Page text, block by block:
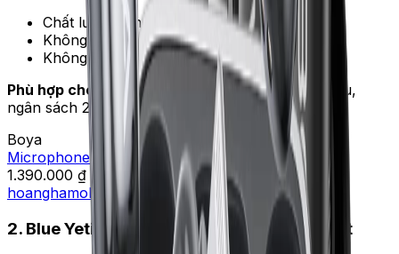
Chất lượng âm chỉ đủ cho TikTok, vlog
Không loại bỏ tiếng nền tốt
Không phù hợp podcast nghiêm túc
Phù hợp cho: TikToker, vlogger Gen Z mới bắt đầu,
ngân sách 250–400k.
Boya
Microphone thu âm không dây Boya Mini 2
1.390.000 ₫
hoanghamobile 1.390.000 ₫
2. Blue Yeti — USB condenser phổ biến nhất